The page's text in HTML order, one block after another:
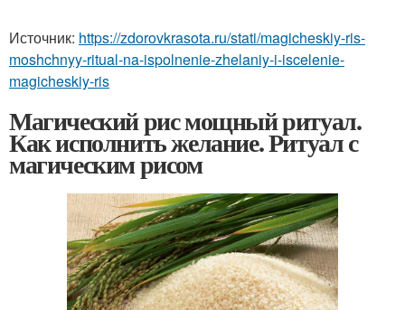
Источник: https://zdorovkrasota.ru/stati/magicheskiy-ris-
moshchnyy-ritual-na-ispolnenie-zhelaniy-i-iscelenie-
magicheskiy-ris
Магический рис мощный ритуал.
Как исполнить желание. Ритуал с
магическим рисом